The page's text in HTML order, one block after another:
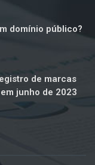
domínio público?
de marcas
junho de 2023